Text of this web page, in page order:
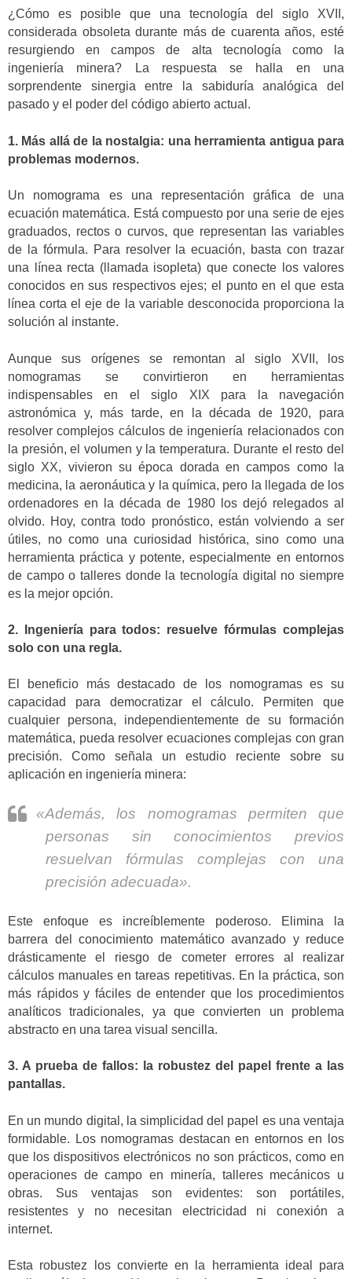
¿Cómo es posible que una tecnología del siglo XVII,
considerada obsoleta durante más de cuarenta años, esté
resurgiendo en campos de alta tecnología como la
ingeniería minera? La respuesta se halla en una
sorprendente sinergia entre la sabiduría analógica del
pasado y el poder del código abierto actual.
1. Más allá de la nostalgia: una herramienta antigua para
problemas modernos.
Un nomograma es una representación gráfica de una
ecuación matemática. Está compuesto por una serie de ejes
graduados, rectos o curvos, que representan las variables
de la fórmula. Para resolver la ecuación, basta con trazar
una línea recta (llamada isopleta) que conecte los valores
conocidos en sus respectivos ejes; el punto en el que esta
línea corta el eje de la variable desconocida proporciona la
solución al instante.
Aunque sus orígenes se remontan al siglo XVII, los
nomogramas se convirtieron en herramientas
indispensables en el siglo XIX para la navegación
astronómica y, más tarde, en la década de 1920, para
resolver complejos cálculos de ingeniería relacionados con
la presión, el volumen y la temperatura. Durante el resto del
siglo XX, vivieron su época dorada en campos como la
medicina, la aeronáutica y la química, pero la llegada de los
ordenadores en la década de 1980 los dejó relegados al
olvido. Hoy, contra todo pronóstico, están volviendo a ser
útiles, no como una curiosidad histórica, sino como una
herramienta práctica y potente, especialmente en entornos
de campo o talleres donde la tecnología digital no siempre
es la mejor opción.
2. Ingeniería para todos: resuelve fórmulas complejas
solo con una regla.
El beneficio más destacado de los nomogramas es su
capacidad para democratizar el cálculo. Permiten que
cualquier persona, independientemente de su formación
matemática, pueda resolver ecuaciones complejas con gran
precisión. Como señala un estudio reciente sobre su
aplicación en ingeniería minera:
«Además, los nomogramas permiten que
personas sin conocimientos previos
resuelvan fórmulas complejas con una
precisión adecuada».
Este enfoque es increíblemente poderoso. Elimina la
barrera del conocimiento matemático avanzado y reduce
drásticamente el riesgo de cometer errores al realizar
cálculos manuales en tareas repetitivas. En la práctica, son
más rápidos y fáciles de entender que los procedimientos
analíticos tradicionales, ya que convierten un problema
abstracto en una tarea visual sencilla.
3. A prueba de fallos: la robustez del papel frente a las
pantallas.
En un mundo digital, la simplicidad del papel es una ventaja
formidable. Los nomogramas destacan en entornos en los
que los dispositivos electrónicos no son prácticos, como en
operaciones de campo en minería, talleres mecánicos u
obras. Sus ventajas son evidentes: son portátiles,
resistentes y no necesitan electricidad ni conexión a
internet.
Esta robustez los convierte en la herramienta ideal para